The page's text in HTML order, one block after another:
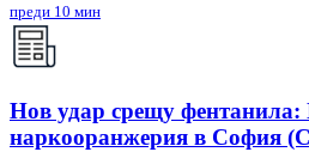
преди 10 мин
Нов удар срещу фентанила:
наркооранжерия в София